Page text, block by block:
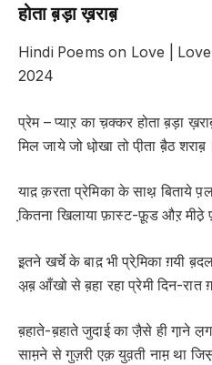
होता ब़ड़ा ख़राब़
Hindi Poems on Love |
2024
प्रेम – प्याऱ का च़क्कर होता ब़ड़ा
मिल जाये जो धो़खा तो पी़ता बै़ठ
याद़ क़रता प्रेमिका के साथ़ बिताये
कि़तना खिलाया फ़ास्ट-फ़ूड औऱ
इ़तने खर्चे के बाद़ भी प्रेमि़का ग़यी
अ़ब़ आँखो से ब़हा रहा प्रेमी दिन-रात
ब़हाते-ब़हाते जुदाई का जै़से ही गा़ने
साम़ने से गुज़री एक़ युव़ती नाम़ था